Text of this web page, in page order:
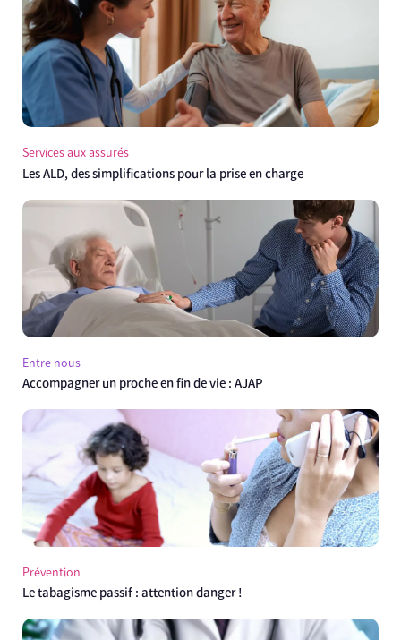
Services aux assurés
Les ALD, des simplifications pour la prise en charge
Entre nous
Accompagner un proche en fin de vie : AJAP
Prévention
Le tabagisme passif : attention danger !